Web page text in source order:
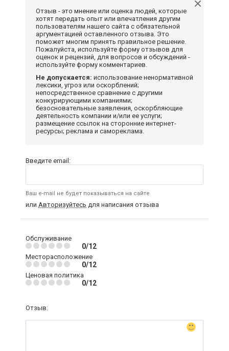
Отзыв - это мнение или оценка людей, которые
хотят передать опыт или впечатления другим
пользователям нашего сайта с обязательной
аргументацией оставленного отзыва. Это
поможет многим принять правильное решение.
Пожалуйста, используйте форму отзывов для
оценок и рецензий, для вопросов и обсуждений -
используйте форму комментариев.
Не допускается: использование ненормативной
лексики, угроз или оскорблений;
непосредственное сравнение с другими
конкурирующими компаниями;
безосновательные заявления, оскорбляющие
деятельность компании и/или ее услуги;
размещение ссылок на сторонние интернет-
ресурсы; реклама и самореклама.
Введите email:
Ваш e-mail не будет показываться на сайте
или Авторизуйтесь для написания отзыва
Обслуживание
0/12
Месторасположение
0/12
Ценовая политика
0/12
Отзыв: